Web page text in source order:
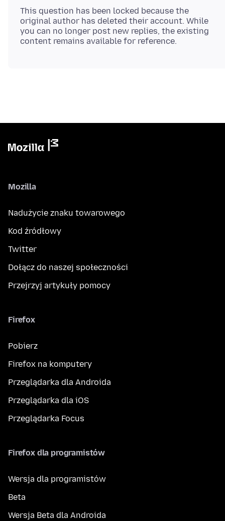
This question has been locked because the
original author has deleted their account. While
you can no longer post new replies, the existing
Mozilla
Nadużycie znaku towarowego
Kod źródłowy
Twitter
Dołącz do naszej społeczności
Przejrzyj artykuły pomocy
Firefox
Pobierz
Firefox na komputery
Przeglądarka dla Androida
Przeglądarka dla iOS
Przeglądarka Focus
Firefox dla programistów
Wersja dla programistów
Beta
Wersja Beta dla Androida